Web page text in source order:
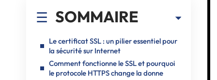
SOMMAIRE
Le certificat SSL : un pilier essentiel pour
la sécurité sur Internet
Comment fonctionne le SSL et pourquoi
le protocole HTTPS change la donne